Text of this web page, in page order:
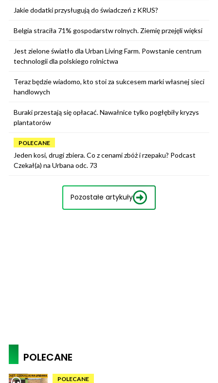
Jakie dodatki przysługują do świadczeń z KRUS?
Belgia straciła 71% gospodarstw rolnych. Ziemię przejęli więksi
Jest zielone światło dla Urban Living Farm. Powstanie centrum
technologii dla polskiego rolnictwa
Teraz będzie wiadomo, kto stoi za sukcesem marki własnej sieci
handlowych
Buraki przestają się opłacać. Nawałnice tylko pogłębiły kryzys
plantatorów
POLECANE
Jeden kosi, drugi zbiera. Co z cenami zbóż i rzepaku? Podcast
Czekał(a) na Urbana odc. 73
Pozostałe artykuły
POLECANE
POLECANE